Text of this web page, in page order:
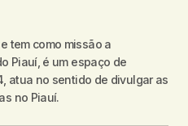
tem como missão a
Piauí, é um espaço de
atua no sentido de divulgar as
no Piauí.